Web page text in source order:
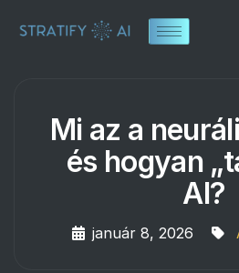
Mi az a
és hogyan
AI?
január 8, 2026